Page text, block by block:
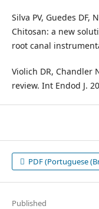
Silva PV, Guedes DF,
Chitosan: a new
root canal
Violich DR, Chandler
review. Int Endod J.
PDF (Portuguese
Published